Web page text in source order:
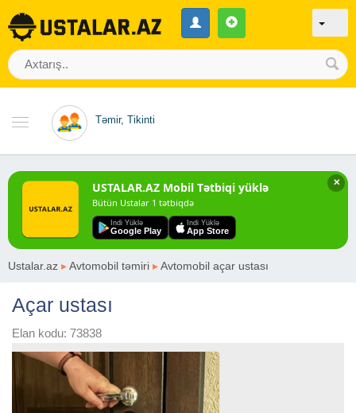
Təmir, Tikinti
✕
USTALAR.AZ Mobil Tətbiqi yüklə
Bütün Ustalar 1 tətbiqdə
Indi Yüklə
Google Play
Indi Yüklə
App Store
Ustalar.az ▸Avtomobil təmiri ▸Avtomobil açar ustası
Açar ustası
Elan kodu: 73838